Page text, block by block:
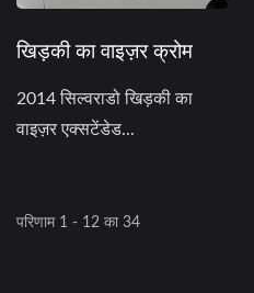
खिड़की का वाइज़र क्रोम
2014 सिल्वराडो खिड़की का
वाइज़र एक्सटेंडेड...
परिणाम 1 - 12 का 34